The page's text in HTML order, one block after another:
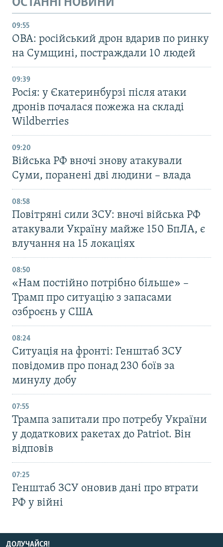
ОСТАННІ НОВИНИ
09:55
ОВА: російський дрон вдарив по ринку
на Сумщині, постраждали 10 людей
09:39
Росія: у Єкатеринбурзі після атаки
дронів почалася пожежа на складі
Wildberries
09:20
Війська РФ вночі знову атакували
Суми, поранені дві людини – влада
08:58
Повітряні сили ЗСУ: вночі війська РФ
атакували Україну майже 150 БпЛА, є
влучання на 15 локаціях
08:50
«Нам постійно потрібно більше» –
Трамп про ситуацію з запасами
озброєнь у США
08:24
Ситуація на фронті: Генштаб ЗСУ
повідомив про понад 230 боїв за
минулу добу
07:55
Трампа запитали про потребу України
у додаткових ракетах до Patriot. Він
відповів
07:25
Генштаб ЗСУ оновив дані про втрати
РФ у війні
ДОЛУЧАЙСЯ!